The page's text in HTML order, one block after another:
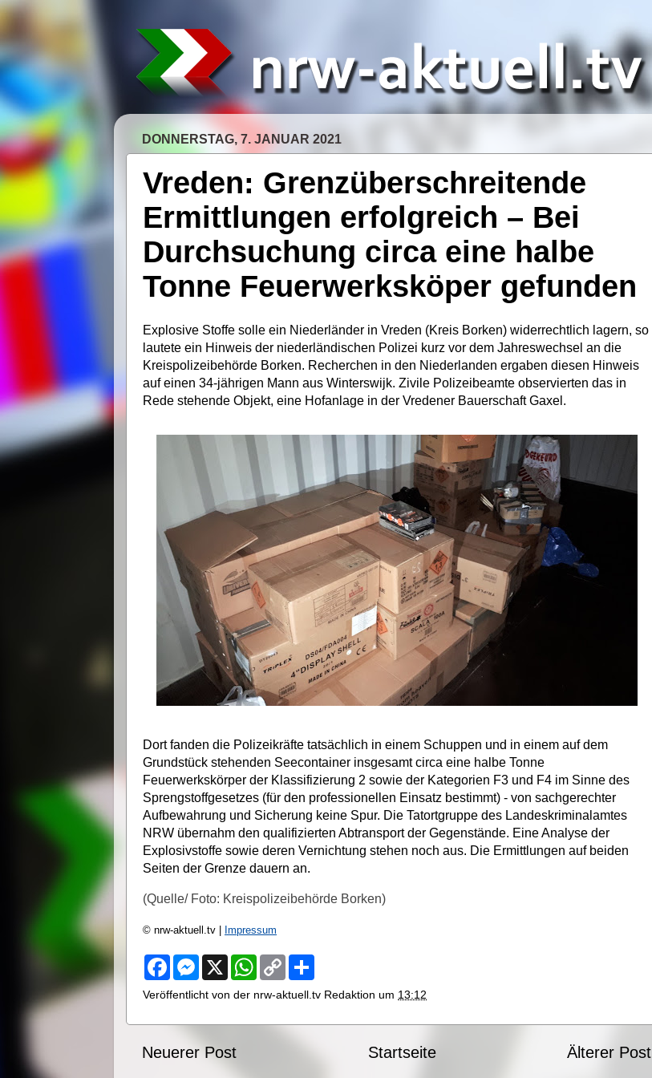
DONNERSTAG, 7. JANUAR 2021
Vreden: Grenzüberschreitende
Ermittlungen erfolgreich – Bei
Durchsuchung circa eine halbe
Tonne Feuerwerksköper gefunden
Explosive Stoffe solle ein Niederländer in Vreden (Kreis Borken) widerrechtlich lagern, so
lautete ein Hinweis der niederländischen Polizei kurz vor dem Jahreswechsel an die
Kreispolizeibehörde Borken. Recherchen in den Niederlanden ergaben diesen Hinweis
auf einen 34-jährigen Mann aus Winterswijk. Zivile Polizeibeamte observierten das in
Rede stehende Objekt, eine Hofanlage in der Vredener Bauerschaft Gaxel.
Dort fanden die Polizeikräfte tatsächlich in einem Schuppen und in einem auf dem
Grundstück stehenden Seecontainer insgesamt circa eine halbe Tonne
Feuerwerkskörper der Klassifizierung 2 sowie der Kategorien F3 und F4 im Sinne des
Sprengstoffgesetzes (für den professionellen Einsatz bestimmt) - von sachgerechter
Aufbewahrung und Sicherung keine Spur. Die Tatortgruppe des Landeskriminalamtes
NRW übernahm den qualifizierten Abtransport der Gegenstände. Eine Analyse der
Explosivstoffe sowie deren Vernichtung stehen noch aus. Die Ermittlungen auf beiden
Seiten der Grenze dauern an.
(Quelle/ Foto: Kreispolizeibehörde Borken)
© nrw-aktuell.tv | Impressum
F
e
o
k
M
s
n
e
X
W
t
A
C
y
i
r
Veröffentlicht von der nrw-aktuell.tv Redaktion um 13:12
Neuerer Post Älterer Post
Startseite